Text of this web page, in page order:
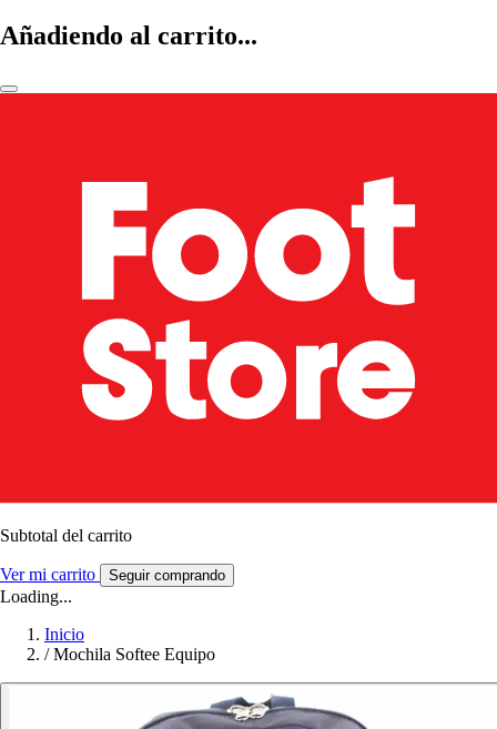
Añadiendo al carrito...
Subtotal del carrito
Ver mi carrito Seguir comprando
Loading...
Inicio
/ Mochila Softee Equipo